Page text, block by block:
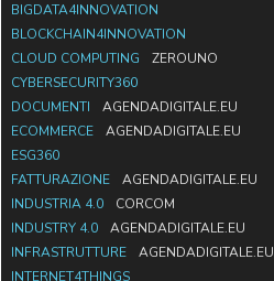
BIGDATA4INNOVATION
BLOCKCHAIN4INNOVATION
CLOUD COMPUTING
ZEROUNO
CYBERSECURITY360
DOCUMENTI
AGENDADIGITALE.EU
ECOMMERCE
AGENDADIGITALE.EU
ESG360
FATTURAZIONE
AGENDADIGITALE.EU
INDUSTRIA 4.0
CORCOM
INDUSTRY 4.0
AGENDADIGITALE.EU
INFRASTRUTTURE
AGENDADIGITALE.EU
INTERNET4THINGS